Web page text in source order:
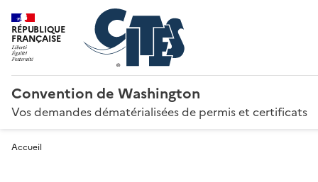
RÉPUBLIQUE
FRANÇAISE
Convention de Washington
Vos demandes dématérialisées de permis et certificats
Accueil